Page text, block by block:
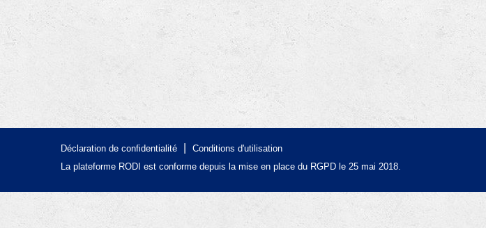
Déclaration de confidentialité
Conditions d'utilisation
La plateforme RODI est conforme depuis la mise en place du RGPD le 25 mai 2018.